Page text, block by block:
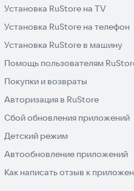
или стрелок
Установка RuStore на TV
Установка RuStore на телефон
Установка RuStore в машину
Помощь пользователям
Покупки и возвраты
Авторизация в RuStore
Сбой обновления приложений
Детский режим
Автообновление приложений
Как написать отзыв к